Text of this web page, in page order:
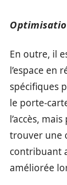
En outre, il
l’espace en
spécifiques
le porte-
l’accès,
trouver une
contribuant
améliorée